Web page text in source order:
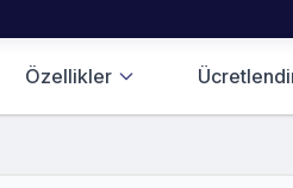
Özellikler